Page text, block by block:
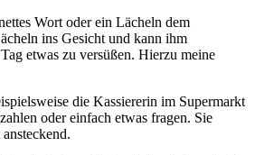
Wort oder ein Lächeln dem
ins Gesicht und kann ihm
etwas zu versüßen. Hierzu meine
die Kassiererin im Supermarkt
oder einfach etwas fragen. Sie